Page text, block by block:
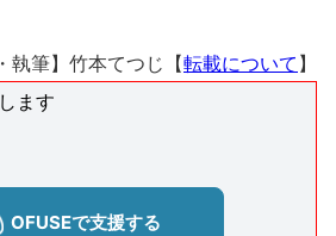
執筆】竹本てつじ【転載について 】
ます